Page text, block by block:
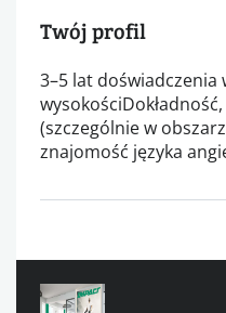
Twój profil
3–5 lat doświadczenia
(szczególnie w
znajomość języka